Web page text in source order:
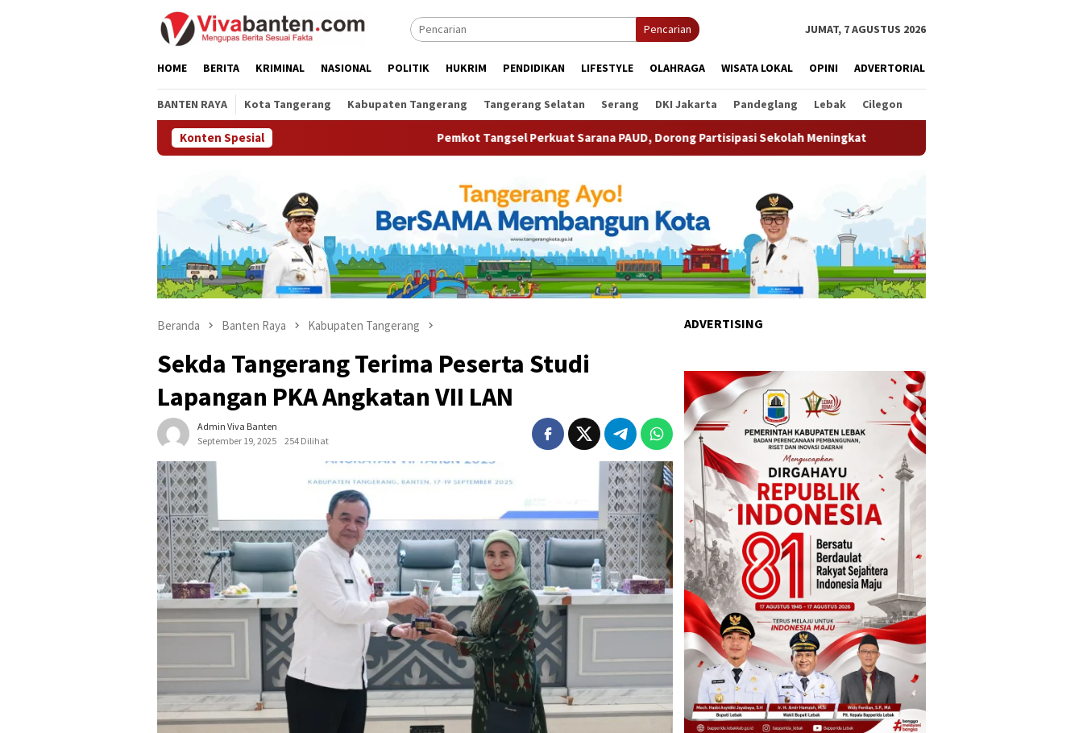
Pencarian JUMAT, 7 AGUSTUS 2026
HOME BERITA KRIMINAL NASIONAL POLITIK HUKRIM PENDIDIKAN LIFESTYLE OLAHRAGA WISATA LOKAL OPINI ADVERTORIAL
BANTEN RAYA Kota Tangerang Kabupaten Tangerang Tangerang Selatan Serang DKI Jakarta Pandeglang Lebak Cilegon
Konten Spesial Pemkot Tangsel Perkuat Sarana PAUD, Dorong Partisipasi Sekolah Meningkat Pemkot Tangsel Matangkan Persiapan HUT Ke-81
Beranda Banten Raya Kabupaten Tangerang
Sekda Tangerang Terima Peserta Studi
Lapangan PKA Angkatan VII LAN
Admin Viva Banten
September 19, 2025
254 Dilihat
ADVERTISING